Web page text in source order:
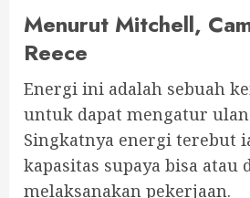
Menurut Mitchell,
Reece
Energi ini adalah sebuah
untuk dapat mengatur
Singkatnya energi terebut
kapasitas supaya bisa atau
melaksanakan pekerjaan.